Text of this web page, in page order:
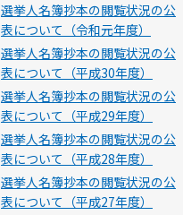
選挙人名簿抄本の閲覧状況の公
表について（令和元年度）
選挙人名簿抄本の閲覧状況の公
表について（平成30年度）
選挙人名簿抄本の閲覧状況の公
表について（平成29年度）
選挙人名簿抄本の閲覧状況の公
表について（平成28年度）
選挙人名簿抄本の閲覧状況の公
表について（平成27年度）